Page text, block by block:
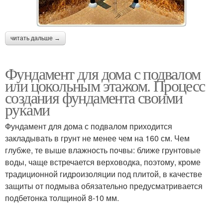
читать дальше →
Фундамент для дома с подвалом
или цокольным этажом. Процесс
создания фундамента своими
руками
Фундамент для дома с подвалом приходится
закладывать в грунт не менее чем на 160 см. Чем
глубже, те выше влажность почвы: ближе грунтовые
воды, чаще встречается верховодка, поэтому, кроме
традиционной гидроизоляции под плитой, в качестве
защиты от подмыва обязательно предусматривается
подбетонка толщиной 8-10 мм.